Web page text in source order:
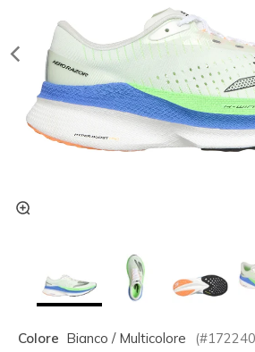
Colore Bianco / Multicolore (#172240